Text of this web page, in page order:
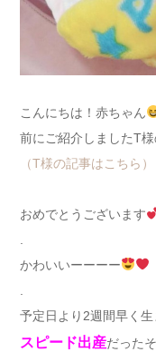
こんにちは！赤ちゃん
前にご紹介しましたT様
（T様の記事はこちら）
おめでとうございます
かわいいーーーー
予定日より2週間早く生
スピード出産だった